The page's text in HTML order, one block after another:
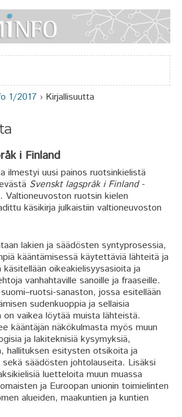
Jump to navigation
1/2017 › Kirjallisuutta
i Finland
ilmestyi uusi painos ruotsinkielistä
Svenskt lagspråk i Finland-
Valtioneuvoston ruotsin kielen
käsikirja julkaistiin valtioneuvoston
lakien ja säädösten syntyprosessia,
kääntämisessä käytettäviä lähteitä ja
käsitellään oikeakielisyysasioita ja
vanhahtaville sanoille ja fraaseille.
sanaston, jossa esitellään
sudenkuoppia ja sellaisia
on vaikea löytää muista lähteistä.
kääntäjän näkökulmasta myös muun
ja lakiteknisiä kysymyksiä,
hallituksen esitysten otsikoita ja
säädösten johtolauseita. Lisäksi
luetteloita muun muassa
ja Euroopan unionin toimielinten
alueiden, maakuntien ja kuntien